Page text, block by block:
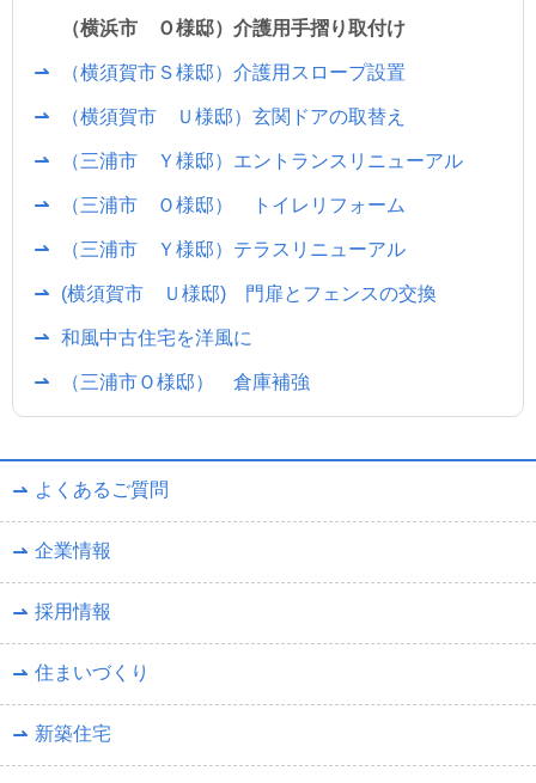
（横浜市 Ｏ様邸）介護用手摺り取付け
（横須賀市Ｓ様邸）介護用スロープ設置
（横須賀市 Ｕ様邸）玄関ドアの取替え
（三浦市 Ｙ様邸）エントランスリニューアル
（三浦市 Ｏ様邸） トイレリフォーム
（三浦市 Ｙ様邸）テラスリニューアル
(横須賀市 Ｕ様邸) 門扉とフェンスの交換
和風中古住宅を洋風に
（三浦市Ｏ様邸） 倉庫補強
よくあるご質問
企業情報
採用情報
住まいづくり
新築住宅